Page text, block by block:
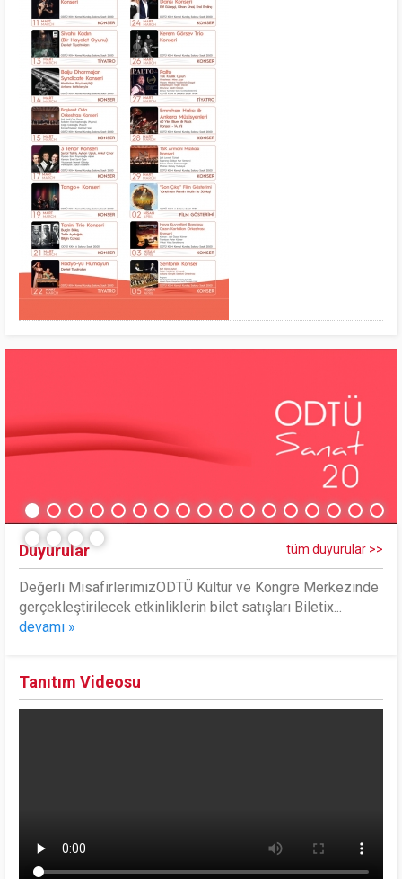
Duyurular tüm duyurular >>
Değerli MisafirlerimizODTÜ Kültür ve Kongre Merkezinde
gerçekleştirilecek etkinliklerin bilet satışları Biletix...
devamı »
Tanıtım Videosu